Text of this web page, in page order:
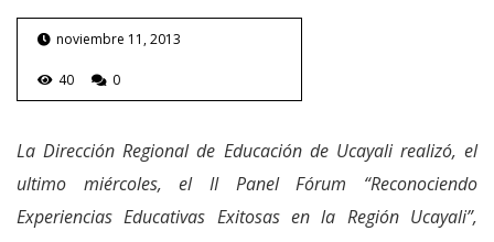
noviembre 11, 2013
40 0
La Dirección Regional de Educación de Ucayali realizó, el
ultimo miércoles, el II Panel Fórum “Reconociendo
Experiencias Educativas Exitosas en la Región Ucayali”,